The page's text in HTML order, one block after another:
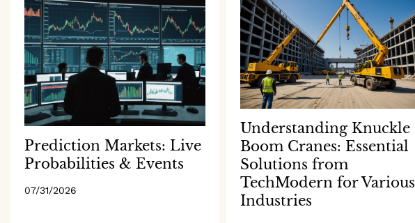
Prediction Markets: Live
Probabilities & Events
07/31/2026
Understanding Knuckle
Boom Cranes: Essential
Solutions from
TechModern for Various
Industries